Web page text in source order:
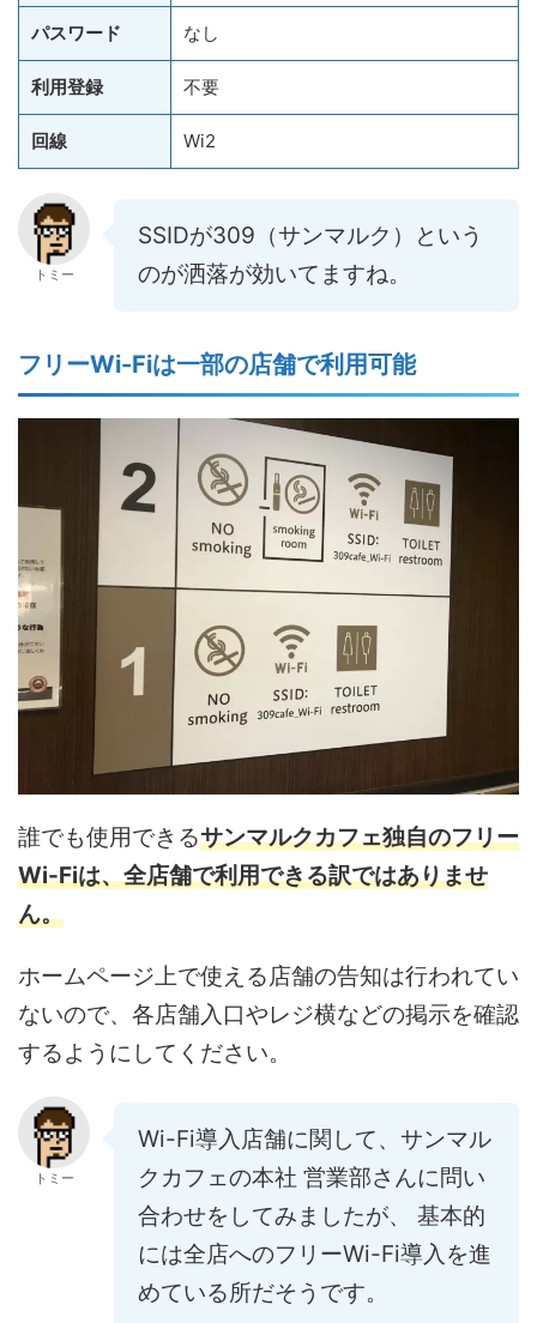
パスワード なし
利用登録 不要
回線 Wi2
トミー
SSIDが309（サンマルク）という
のが洒落が効いてますね。
フリーWi-Fiは一部の店舗で利用可能
誰でも使用できるサンマルクカフェ独自のフリー
Wi-Fiは、全店舗で利用できる訳ではありませ
ん。
ホームページ上で使える店舗の告知は行われてい
ないので、各店舗入口やレジ横などの掲示を確認
するようにしてください。
トミー
Wi-Fi導入店舗に関して、サンマル
クカフェの本社 営業部さんに問い
合わせをしてみましたが、 基本的
には全店へのフリーWi-Fi導入を進
めている所だそうです。